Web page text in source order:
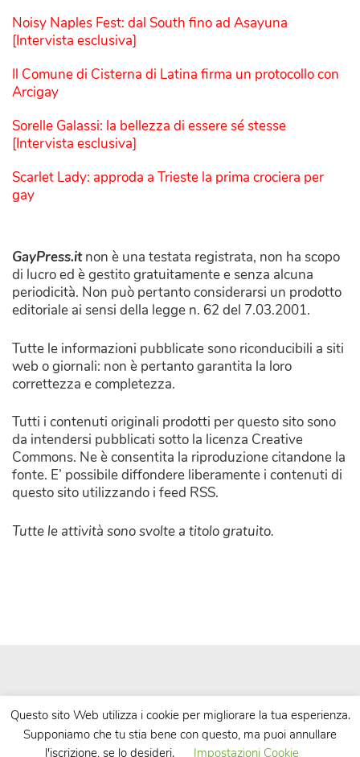
Noisy Naples Fest: dal South fino ad Asayuna
[Intervista esclusiva]
Il Comune di Cisterna di Latina firma un protocollo con
Arcigay
Sorelle Galassi: la bellezza di essere sé stesse
[Intervista esclusiva]
Scarlet Lady: approda a Trieste la prima crociera per
gay
GayPress.itnon è una testata registrata, non ha scopo
di lucro ed è gestito gratuitamente e senza alcuna
periodicità. Non può pertanto considerarsi un prodotto
editoriale ai sensi della legge n. 62 del 7.03.2001.
Tutte le informazioni pubblicate sono riconducibili a siti
web o giornali: non è pertanto garantita la loro
correttezza e completezza.
Tutti i contenuti originali prodotti per questo sito sono
da intendersi pubblicati sotto la licenza Creative
Commons. Ne è consentita la riproduzione citandone la
fonte. E’ possibile diffondere liberamente i contenuti di
questo sito utilizzando i feed RSS.
Tutte le attività sono svolte a titolo gratuito.
| Powered byWordPress| Theme byTheBootstrapThemes
Questo sito Web utilizza i cookie per migliorare la tua esperienza.
Supponiamo che tu stia bene con questo, ma puoi annullare
l'iscrizione, se lo desideri.
Impostazioni Cookie